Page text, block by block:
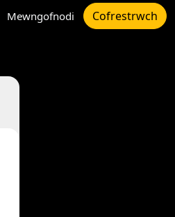
Mewngofnodi Cofrestrwch